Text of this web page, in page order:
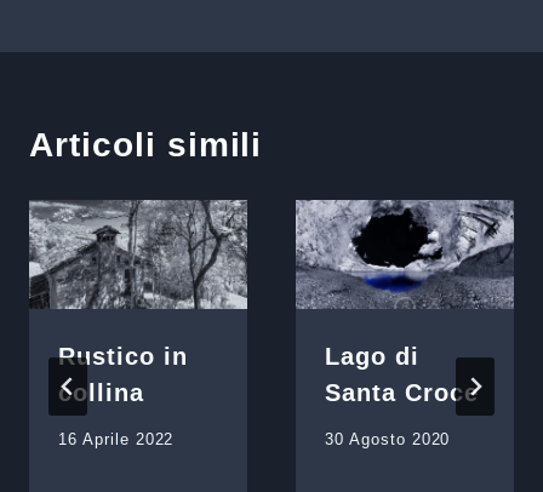
Articoli simili
Rustico in
collina
16 Aprile 2022
Lago di
Santa Croce
30 Agosto 2020